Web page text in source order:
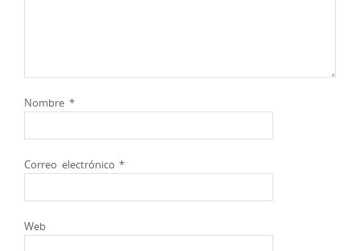
Nombre *
Correo electrónico*
Web